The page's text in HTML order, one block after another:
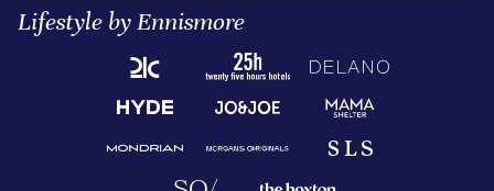
Lifestyle by Ennismore